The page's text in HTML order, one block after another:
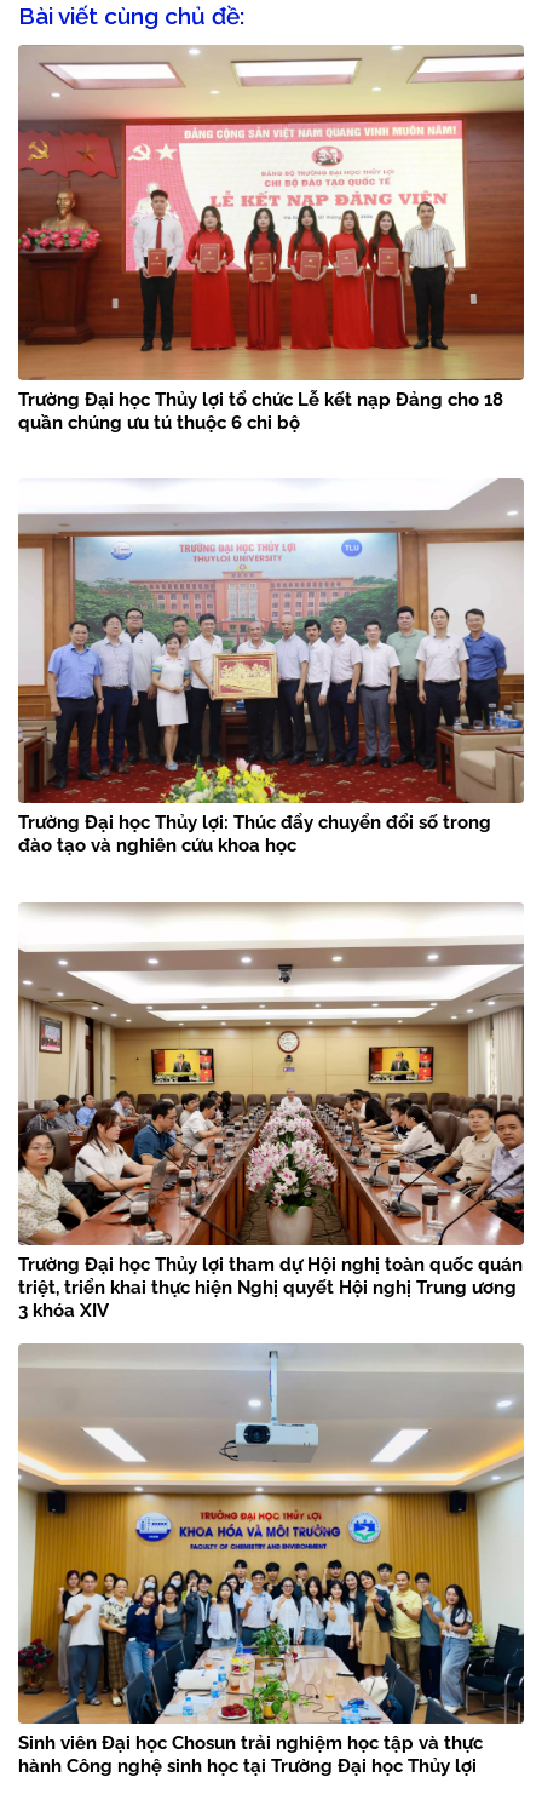
Bài viết cùng chủ đề:
Trường Đại học Thủy lợi tổ chức Lễ kết nạp Đảng cho 18
quần chúng ưu tú thuộc 6 chi bộ
Trường Đại học Thủy lợi: Thúc đẩy chuyển đổi số trong
đào tạo và nghiên cứu khoa học
Trường Đại học Thủy lợi tham dự Hội nghị toàn quốc quán
triệt, triển khai thực hiện Nghị quyết Hội nghị Trung ương
3 khóa XIV
Sinh viên Đại học Chosun trải nghiệm học tập và thực
hành Công nghệ sinh học tại Trường Đại học Thủy lợi